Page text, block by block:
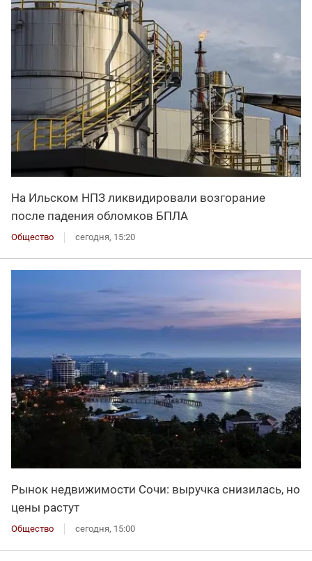
На Ильском НПЗ ликвидировали возгорание
после падения обломков БПЛА
Общество сегодня, 15:20
Рынок недвижимости Сочи: выручка снизилась, но
цены растут
Общество сегодня, 15:00